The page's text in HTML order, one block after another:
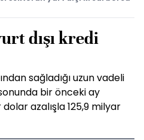
dışı kredi
sağladığı uzun vadeli
bir önceki ay
azalışla 125,9 milyar